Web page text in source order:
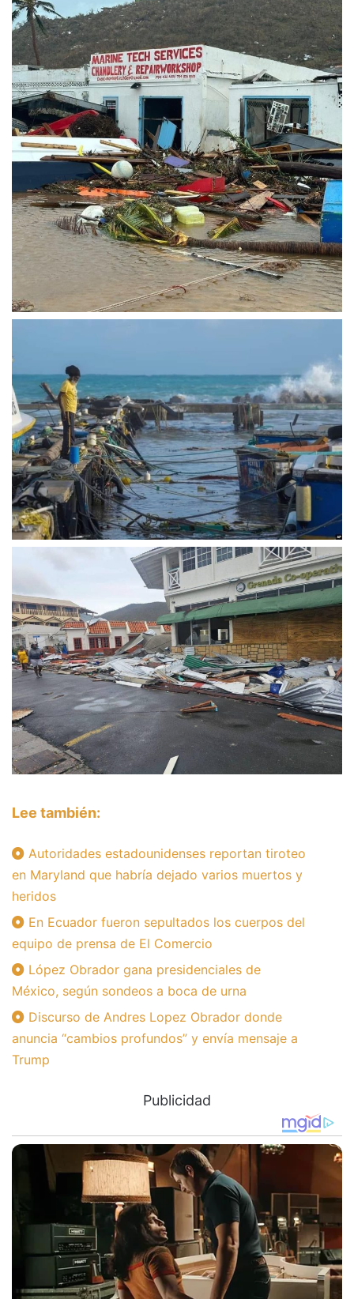
Lee también:
Autoridades estadounidenses reportan tiroteo
en Maryland que habría dejado varios muertos y
heridos
En Ecuador fueron sepultados los cuerpos del
equipo de prensa de El Comercio
López Obrador gana presidenciales de
México, según sondeos a boca de urna
Discurso de Andres Lopez Obrador donde
anuncia “cambios profundos” y envía mensaje a
Trump
Publicidad